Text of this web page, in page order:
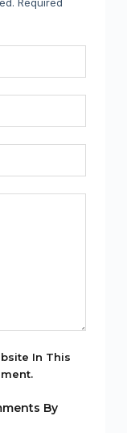
In This
By